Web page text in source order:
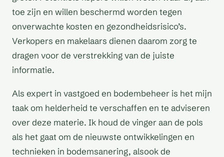
toe zijn en willen beschermd worden tegen
onverwachte kosten en gezondheidsrisico’s.
Verkopers en makelaars dienen daarom zorg te
dragen voor de verstrekking van de juiste
informatie.
Als expert in vastgoed en bodembeheer is het mijn
taak om helderheid te verschaffen en te adviseren
over deze materie. Ik houd de vinger aan de pols
als het gaat om de nieuwste ontwikkelingen en
technieken in bodemsanering, alsook de